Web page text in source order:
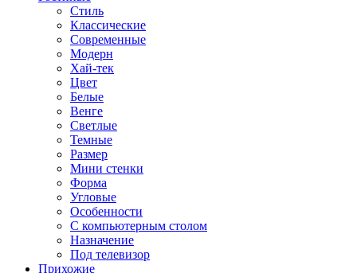
Стиль
Классические
Современные
Модерн
Хай-тек
Цвет
Белые
Венге
Светлые
Темные
Размер
Мини стенки
Форма
Угловые
Особенности
С компьютерным столом
Назначение
Под телевизор
Прихожие